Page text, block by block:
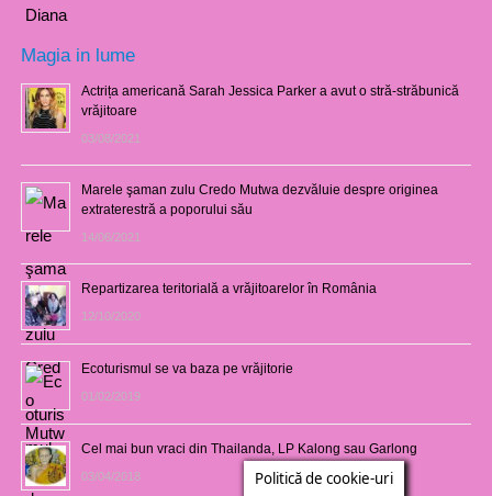
Magia in lume
Actrița americană Sarah Jessica Parker a avut o stră-străbunică
vrăjitoare
03/08/2021
Marele şaman zulu Credo Mutwa dezvăluie despre originea
extraterestră a poporului său
14/06/2021
Repartizarea teritorială a vrăjitoarelor în România
12/10/2020
Ecoturismul se va baza pe vrăjitorie
01/02/2019
Cel mai bun vraci din Thailanda, LP Kalong sau Garlong
03/04/2018 Politică de cookie-uri